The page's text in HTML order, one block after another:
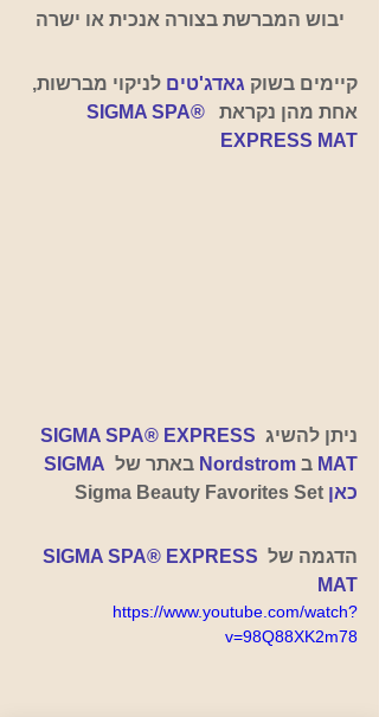
קיימים בשוק גאדג'טים לניקוי מברשות,
אחת מהן נקראת
SIGMA SPA®
EXPRESS MAT
ניתן להשיג SIGMA SPA® EXPRESS
MAT ב Nordstrom באתר של SIGMA
Sigma Beauty Favorites Set כאן
הדגמה של SIGMA SPA® EXPRESS
MAT
https://www.youtube.com/watch?
v=98Q88XK2m78